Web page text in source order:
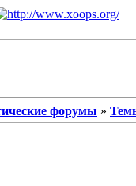
форумы »